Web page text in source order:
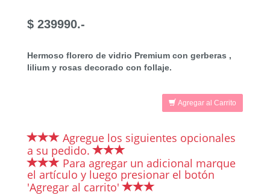
$ 239990.-
Hermoso florero de vidrio Premium con gerberas ,
lilium y rosas decorado con follaje.
Agregar al Carrito
Agregue los siguientes opcionales
a su pedido.
Para agregar un adicional marque
el artículo y luego presionar el botón
'Agregar al carrito'